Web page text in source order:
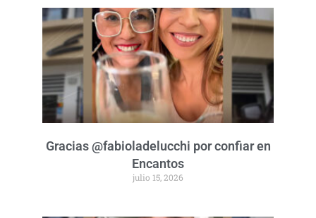
Gracias @fabioladelucchi por confiar en
Encantos
julio 15, 2026